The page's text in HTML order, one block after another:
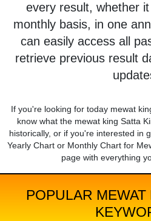
every result, whether
monthly basis, in one
can easily access all
retrieve previous result
If you're looking for today mewat
know what the mewat king Satta
historically, or if you're interested in
Yearly Chart or Monthly Chart for
page with everything
POPULAR